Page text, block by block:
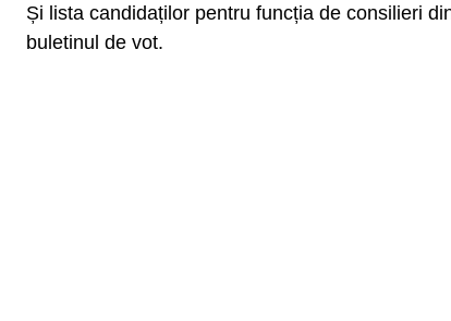
Și lista candidaților pentru funcția de consilieri
buletinul de vot.